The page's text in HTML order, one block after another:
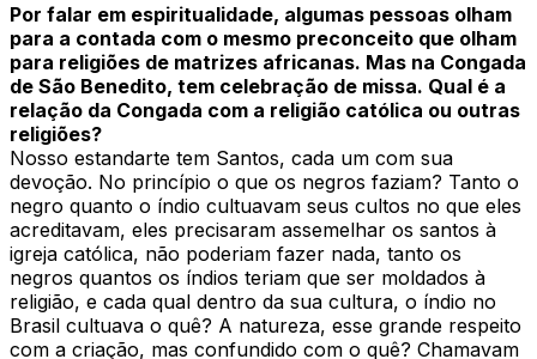
Por falar em espiritualidade, algumas pessoas olham
para a contada com o mesmo preconceito que olham
para religiões de matrizes africanas. Mas na Congada
de São Benedito, tem celebração de missa. Qual é a
relação da Congada com a religião católica ou outras
religiões?
Nosso estandarte tem Santos, cada um com sua
devoção. No princípio o que os negros faziam? Tanto o
negro quanto o índio cultuavam seus cultos no que eles
acreditavam, eles precisaram assemelhar os santos à
igreja católica, não poderiam fazer nada, tanto os
negros quantos os índios teriam que ser moldados à
religião, e cada qual dentro da sua cultura, o índio no
Brasil cultuava o quê? A natureza, esse grande respeito
com a criação, mas confundido com o quê? Chamavam